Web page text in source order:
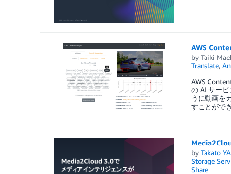
AWS
by Taiki
Translate,
AWS
の AI サー
うに動画を
すことがで
by Takato
Storage
Share